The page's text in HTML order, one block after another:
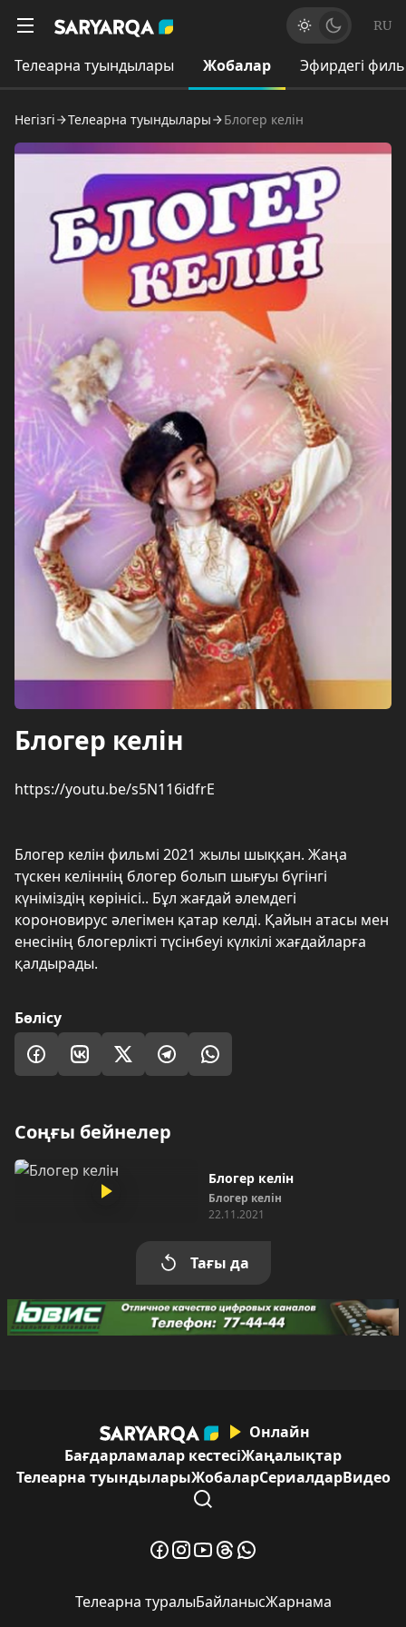
RU
Телеарна туындылары Жобалар Эфирдегі
Негізгі Телеарна туындылары Блогер келін
Блогер келін
https://youtu.be/s5N116idfrE
Блогер келін фильмі 2021 жылы шыққан. Жаңа
түскен келіннің блогер болып шығуы бүгінгі
күніміздің көрінісі.. Бұл жағдай әлемдегі
короновирус әлегімен қатар келді. Қайын атасы мен
енесінің блогерлікті түсінбеуі күлкілі жағдайларға
қалдырады.
Бөлісу
Соңғы бейнелер
Блогер келін
Блогер келін
22.11.2021
Тағы да
Онлайн
Бағдарламалар кестесіЖаңалықтар
Телеарна туындыларыЖобаларСериалдарВидео
Телеарна туралыБайланысЖарнама